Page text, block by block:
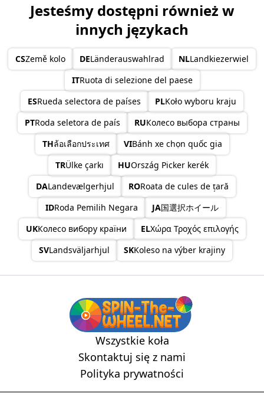
Ivory Coast
Jordan
Kazakhstan
Kenya
Kosovo
Kuwait
Kyrgyzstan
Laos
Lebanon
Liberia
Liechtenstien
Lithuania
Luxembourg
Macau China
Madagascar
Malawi
Malaysia
Marshall Island
Monaco
Jesteśmy dostępni również w
innych językach
CSZemě kolo DELänderauswahlrad NLLandkiezerwiel
ITRuota di selezione del paese
ESRueda selectora de países PLKoło wyboru kraju
PTRoda seletora de país RUКолесо выбора страны
THล้อเลือกประเทศ VIBánh xe chọn quốc gia
TRÜlke çarkı HUOrszág Picker kerék
DALandevælgerhjul RORoata de cules de țară
IDRoda Pemilih Negara JA国選択ホイール
UKКолесо вибору країни ELΧώρα Τροχός επιλογής
SVLandsväljarhjul SKKoleso na výber krajiny
Wszystkie koła
Skontaktuj się z nami
Polityka prywatności